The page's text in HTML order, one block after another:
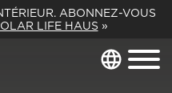
ABONNEZ-VOUS
LIFE HAUS »